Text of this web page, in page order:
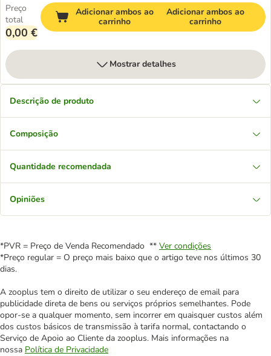
Preço
total
0,00 €
Adicionar ambos ao
carrinho
Adicionar ambos ao
carrinho
Mostrar detalhes
Descrição de produto
Composição
Quantidade recomendada
Opiniões
*PVR = Preço de Venda Recomendado ** Ver condições
*Preço regular = O preço mais baixo que o artigo teve nos últimos 30
dias.
A zooplus tem o direito de utilizar o seu endereço de email para
publicidade direta de bens ou serviços próprios semelhantes. Pode
opor-se a qualquer momento, sem incorrer em quaisquer custos além
dos custos básicos de transmissão à tarifa normal, contactando o
Serviço de Apoio ao Cliente da zooplus. Mais informações na
nossa Política de Privacidade